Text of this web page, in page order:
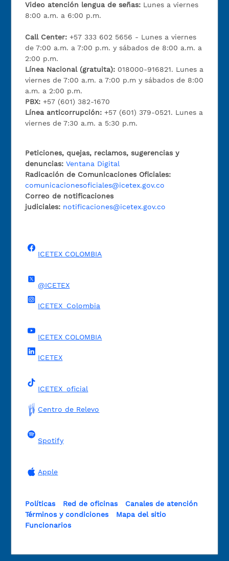
Video atención lengua de señas: Lunes a viernes
8:00 a.m. a 6:00 p.m.
Call Center:+57 333 602 5656 - Lunes a viernes
de 7:00 a.m. a 7:00 p.m. y sábados de 8:00 a.m. a
2:00 p.m.
Línea Nacional (gratuita): 018000-916821. Lunes a
viernes de 7:00 a.m. a 7:00 p.m y sábados de 8:00
a.m. a 2:00 p.m.
PBX:+57 (601) 382-1670
Línea anticorrupción:+57 (601) 379-0521. Lunes a
viernes de 7:30 a.m. a 5:30 p.m.
Peticiones, quejas, reclamos, sugerencias y
denuncias: Ventana Digital
Radicación de Comunicaciones Oficiales:
comunicacionesoficiales@icetex.gov.co
Correo de notificaciones
judiciales: notificaciones@icetex.gov.co
ICETEX COLOMBIA
@ICETEX
ICETEX_Colombia
ICETEX COLOMBIA
ICETEX
ICETEX_oficial
Centro de Relevo
Spotify
Apple
Políticas Red de oficinas
Canales de atención
Términos y condiciones
Mapa del sitio
Funcionarios